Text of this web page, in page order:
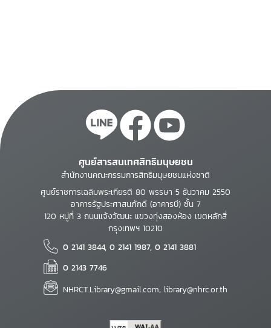
ศูนย์สารสนเทศสิทธิมนุษยชน
สำนักงานคณะกรรมการสิทธิมนุษยชนแห่งชาติ
ศูนย์ราชการเฉลิมพระเกียรติ 80 พรรษา 5 ธันวาคม 2550
อาคารรัฐประศาสนภักดี (อาคารบี) ชั้น 7
120 หมู่ที่ 3 ถนนแจ้งวัฒนะ แขวงทุ่งสองห้อง เขตหลักสี่
กรุงเทพฯ 10210
0 2141 3844, 0 2141 1987, 0 2141 3881
0 2143 7746
NHRCT.Library@gmail.com; library@nhrc.or.th